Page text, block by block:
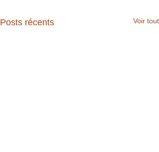
Posts récents Voir tout